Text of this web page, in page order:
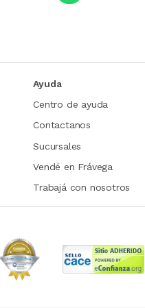
Ayuda
Centro de ayuda
Contactanos
Sucursales
Vendé en Frávega
Trabajá con nosotros